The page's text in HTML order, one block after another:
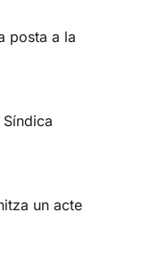
posta a la
un acte